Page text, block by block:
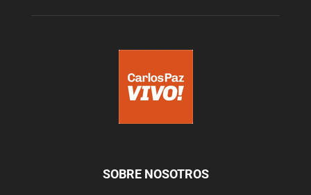
SOBRE NOSOTROS